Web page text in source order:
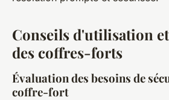
Conseils d'utilisation
des coffres-forts
Évaluation des besoins de
coffre-fort